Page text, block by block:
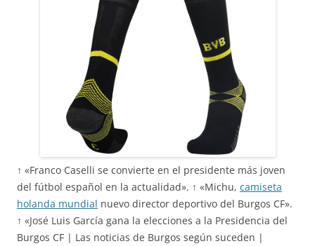
↑ «Franco Caselli se convierte en el presidente más joven
del fútbol español en la actualidad». ↑ «Michu, camiseta
holanda mundial nuevo director deportivo del Burgos CF».
↑ «José Luis García gana la elecciones a la Presidencia del
Burgos CF | Las noticias de Burgos según suceden |